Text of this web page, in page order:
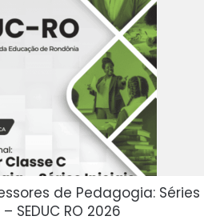
de Pedagogia: Séries
SEDUC RO 2026